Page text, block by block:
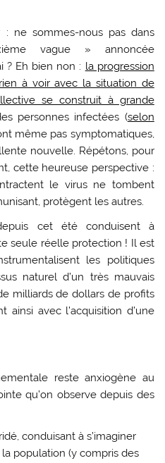
ne sommes-nous pas dans
vague » annoncée
? Eh bien non : la progression
à voir avec la situation de
se construit à grande
personnes infectées (selon
même pas symptomatiques,
nouvelle. Répétons, pour
cette heureuse perspective :
le virus ne tombent
protègent les autres.
cet été conduisent à
seule réelle protection ! Il est
les politiques
naturel d’un très mauvais
milliards de dollars de profits
ainsi avec l’acquisition d’une
reste anxiogène au
qu’on observe depuis des
conduisant à s’imaginer
population (y compris des